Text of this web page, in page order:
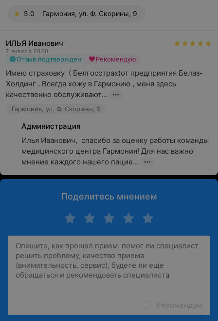
5.0 Гармония, ул. Ф. Скорины, 9
ИЛЬЯ Иванович
7 января 2020
Отзыв подтвержден Рекомендую
Имею страховку  ( Белгосстрах)от предприятия Белаз-
Холдинг . Всегда хожу в Гармонию , меня здесь
качественно обслуживают...
Гармония, ул. Ф. Скорины, 9
Администрация
Илья Иванович,  спасибо за оценку работы команды
медицинского центра Гармония! Для нас важно
мнение каждого нашего пацие...
Поделитесь мнением
Рекомендую